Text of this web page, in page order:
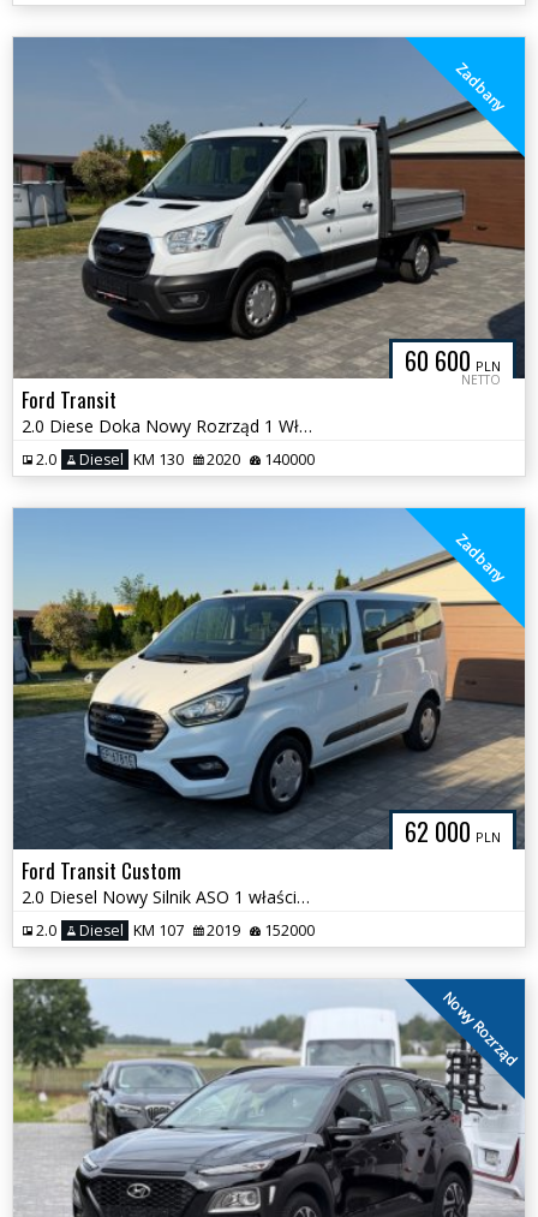
60 600 PLN
NETTO
Zadbany
Ford Transit
2.0 Diese Doka Nowy Rozrząd 1 Właściciel
2.0 Diesel KM 130 2020 140000
62 000 PLN
Zadbany
Ford Transit Custom
2.0 Diesel Nowy Silnik ASO 1 właściciel
2.0 Diesel KM 107 2019 152000
Nowy Rozrząd